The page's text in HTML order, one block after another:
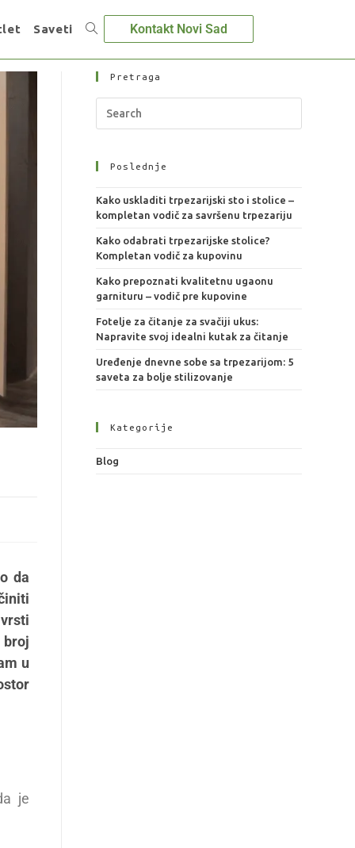
Kontakt Novi Sad
Saveti
da
u
je
Pretraga
Poslednje
Kako uskladiti trpezarijski sto i stolice –
kompletan vodič za savršenu trpezariju
Kako odabrati trpezarijske stolice?
Kompletan vodič za kupovinu
Kako prepoznati kvalitetnu ugaonu
garnituru – vodič pre kupovine
Fotelje za čitanje za svačiji ukus:
Napravite svoj idealni kutak za čitanje
Uređenje dnevne sobe sa trpezarijom: 5
saveta za bolje stilizovanje
Kategorije
Blog